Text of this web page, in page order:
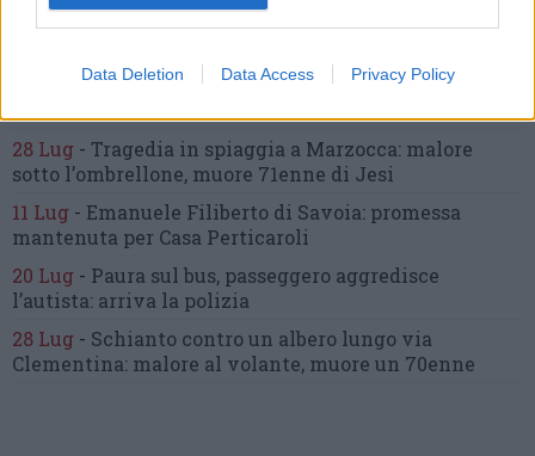
Data Deletion Data Access Privacy Policy
17 Lug-Choc in spiaggia,tragedia davanti ai
-Incidente sull’asse, un’auto ribaltata:due
28 Lug - Tragedia in spiaggia a Marzocca: malore
sotto l’ombrellone, muore 71enne di Jesi
11 Lug - Emanuele Filiberto di Savoia: promessa
mantenuta per Casa Perticaroli
20 Lug - Paura sul bus, passeggero aggredisce
l’autista: arriva la polizia
28 Lug - Schianto contro un albero lungo via
Clementina: malore al volante, muore un 70enne